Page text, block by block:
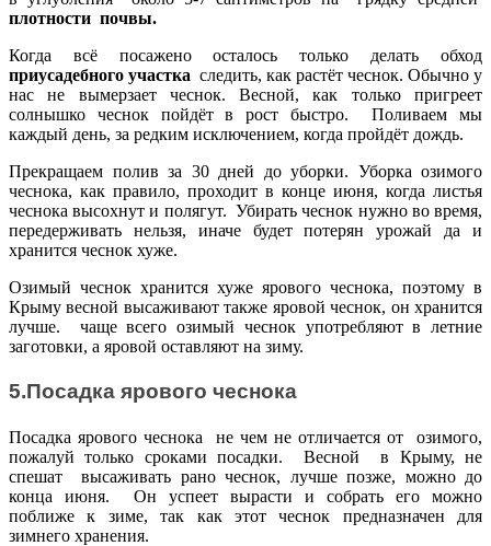
плотности почвы.
Когда всё посажено осталось только делать обход
приусадебного участка следить, как растёт чеснок. Обычно у
нас не вымерзает чеснок. Весной, как только пригреет
солнышко чеснок пойдёт в рост быстро. Поливаем мы
каждый день, за редким исключением, когда пройдёт дождь.
Прекращаем полив за 30 дней до уборки. Уборка озимого
чеснока, как правило, проходит в конце июня, когда листья
чеснока высохнут и полягут. Убирать чеснок нужно во время,
передерживать нельзя, иначе будет потерян урожай да и
хранится чеснок хуже.
Озимый чеснок хранится хуже ярового чеснока, поэтому в
Крыму весной высаживают также яровой чеснок, он хранится
лучше. чаще всего озимый чеснок употребляют в летние
заготовки, а яровой оставляют на зиму.
5.Посадка ярового чеснока
Посадка ярового чеснока не чем не отличается от озимого,
пожалуй только сроками посадки. Весной в Крыму, не
спешат высаживать рано чеснок, лучше позже, можно до
конца июня. Он успеет вырасти и собрать его можно
поближе к зиме, так как этот чеснок предназначен для
зимнего хранения.